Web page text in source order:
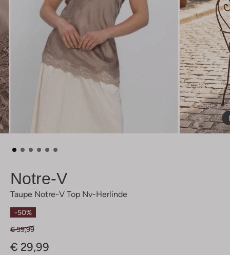
Notre-V
Taupe Notre-V Top Nv-Herlinde
-50%
€ 59,99
€ 29,99